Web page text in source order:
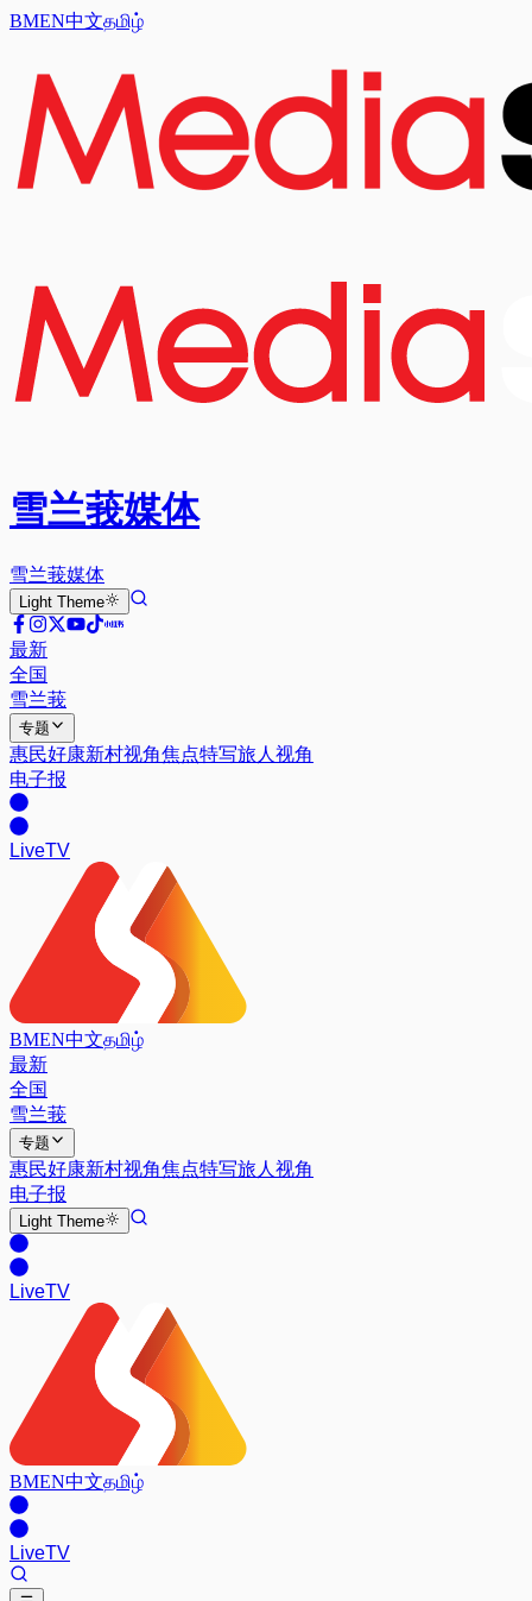
BMEN中文தமிழ்
雪兰莪媒体
雪兰莪媒体
Light Theme
最新
全国
雪兰莪
专题
惠民好康新村视角焦点特写旅人视角
电子报
LiveTV
BMEN中文தமிழ்
最新
全国
雪兰莪
专题
惠民好康新村视角焦点特写旅人视角
电子报
Light Theme
LiveTV
BMEN中文தமிழ்
LiveTV